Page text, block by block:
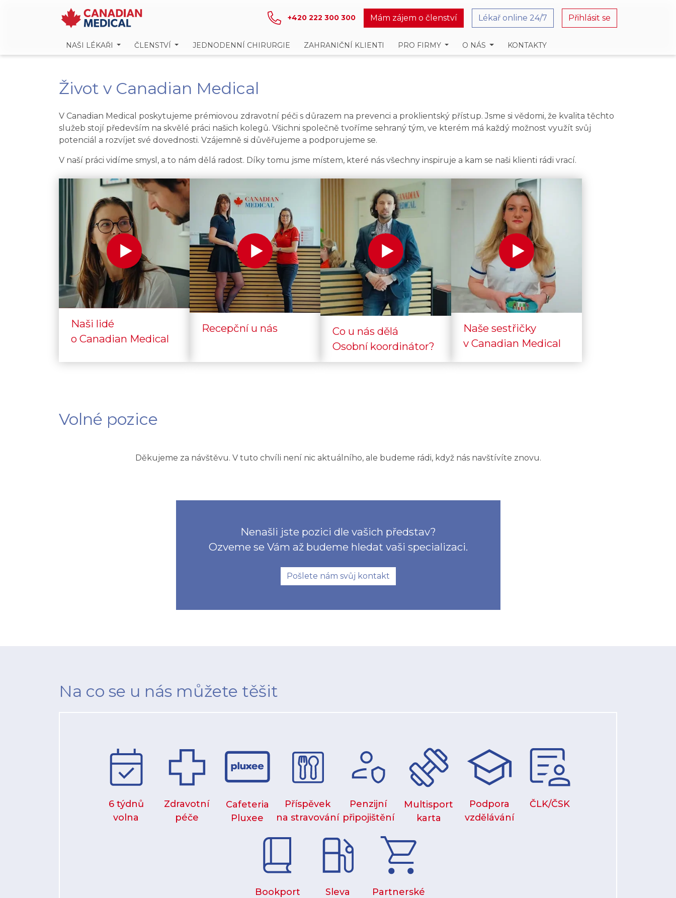
+420 222 300 300 Mám zájem o členství Lékař online 24/7 Přihlásit se
NAŠI LÉKAŘI ČLENSTVÍ JEDNODENNÍ CHIRURGIE ZAHRANIČNÍ KLIENTI PRO FIRMY O NÁS KONTAKTY
Život v Canadian Medical
V Canadian Medical poskytujeme prémiovou zdravotní péči s důrazem na prevenci a proklientský přístup. Jsme si vědomi, že kvalita těchto
služeb stojí především na skvělé práci našich kolegů. Všichni společně tvoříme sehraný tým, ve kterém má každý možnost využít svůj
potenciál a rozvíjet své dovednosti. Vzájemně si důvěřujeme a podporujeme se.
V naší práci vidíme smysl, a to nám dělá radost. Díky tomu jsme místem, které nás všechny inspiruje a kam se naši klienti rádi vrací.
Naši lidé
o Canadian Medical
Recepční u nás
Co u nás dělá
Osobní koordinátor?
Naše sestřičky
v Canadian Medical
Volné pozice
Děkujeme za návštěvu. V tuto chvíli není nic aktuálního, ale budeme rádi, když nás navštívíte znovu.
Nenašli jste pozici dle vašich představ?
Ozveme se Vám až budeme hledat vaši specializaci.
Pošlete nám svůj kontakt
Na co se u nás můžete těšit
6 týdnů
volna
Zdravotní
péče
Cafeteria
Pluxee
Příspěvek
na stravování
Penzijní
připojištění
Multisport
karta
Podpora
vzdělávání
ČLK/ČSK
Bookport
Sleva
Partnerské